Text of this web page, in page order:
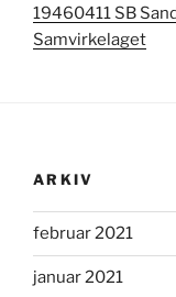
19460411 SB
Samvirkelaget
ARKIV
februar 2021
januar 2021